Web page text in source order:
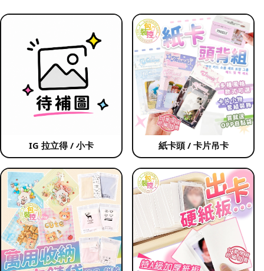
IG 拉立得 / 小卡 紙卡頭 / 卡片吊卡